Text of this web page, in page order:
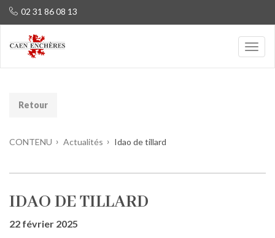
02 31 86 08 13
Retour
CONTENU Actualités Idao de tillard
IDAO DE TILLARD
22 février 2025